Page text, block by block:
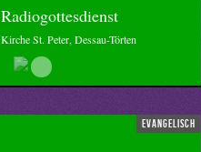
Radiogottesdienst
Kirche St. Peter, Dessau-Törten
evangelisch